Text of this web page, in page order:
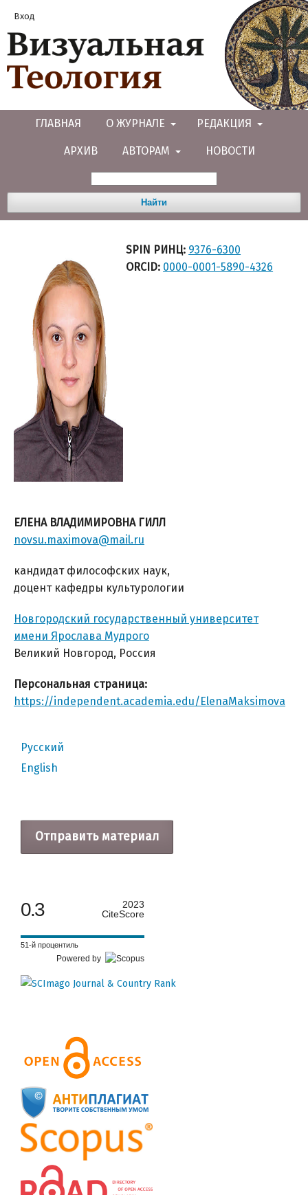
ГЛАВНАЯ О ЖУРНАЛЕ РЕДАКЦИЯ
АРХИВ АВТОРАМ НОВОСТИ
Найти
Вход
SPIN РИНЦ: 9376-6300
ORCID: 0000-0001-5890-4326
ЕЛЕНА ВЛАДИМИРОВНА ГИЛЛ
novsu.maximova@mail.ru
кандидат философских наук,
доцент кафедры культурологии
Новгородский государственный университет
имени Ярослава Мудрого
Великий Новгород, Россия
Персональная страница:
https://independent.academia.edu/ElenaMaksimova
Русский
English
Отправить материал
0.3
2023
CiteScore
51-й процентиль
Powered by